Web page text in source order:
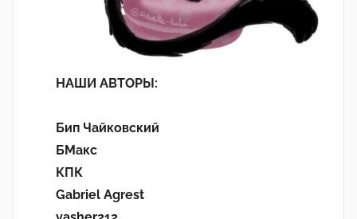
НАШИ АВТОРЫ:
Бип Чайковский
БМакс
КПК
Gabriel Agrest